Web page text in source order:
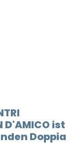
D'AMICO ist
Doppia